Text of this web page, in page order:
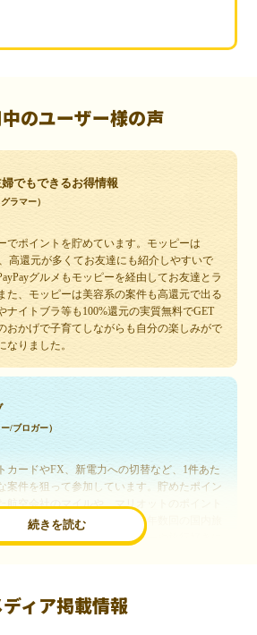
のユーザー様の声
でもできるお得情報
ラマー）
でポイントを貯めています。モッピーは
高還元が多くてお友達にも紹介しやすいで
グルメもモッピーを経由してお友達とラ
た、モッピーは美容系の案件も高還元で出る
ナイトブラ等も100%還元の実質無料でGET
おかげで子育てしながらも自分の楽しみがで
なりました。
続きを読む
/ブロガー）
カードやFX、新電力への切替など、1件あた
案件を狙って参加しています。貯めたポイン
うにすることで、ほぼ無料で年数回の国内旅
います。モッピーは陸マイラーや旅行好きに
ネットショッピングが、モッピーでお得
ディア掲載情報